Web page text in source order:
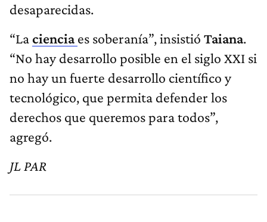
desaparecidas.
“Laciencia es soberanía”, insistió Taiana.
“No hay desarrollo posible en el siglo XXI si
no hay un fuerte desarrollo científico y
tecnológico, que permita defender los
derechos que queremos para todos”,
agregó.
JL PAR